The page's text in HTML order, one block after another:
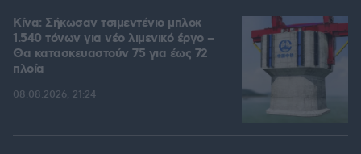
Κίνα: Σήκωσαν τσιμεντένιο μπλοκ
1.540 τόνων για νέο λιμενικό έργο –
Θα κατασκευαστούν 75 για έως 72
πλοία
08.08.2026, 21:24